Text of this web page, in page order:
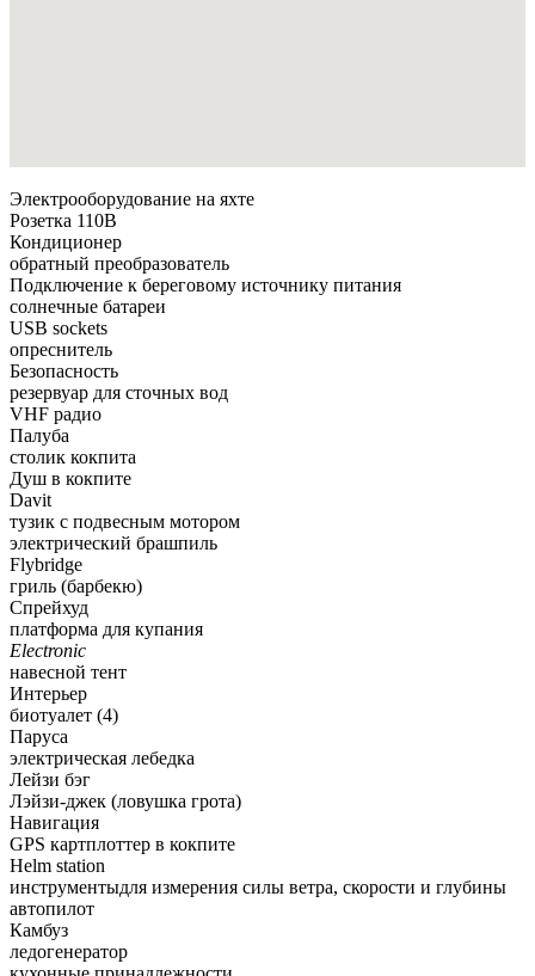
Электрооборудование на яхте
Розетка 110В
Кондиционер
обратный преобразователь
Подключение к береговому источнику питания
солнечные батареи
USB sockets
опреснитель
Безопасность
резервуар для сточных вод
VHF радио
Палуба
столик кокпита
Душ в кокпите
Davit
тузик с подвесным мотором
электрический брашпиль
Flybridge
гриль (барбекю)
Спрейхуд
платформа для купания
Electronic
навесной тент
Интерьер
биотуалет (4)
Паруса
электрическая лебедка
Лейзи бэг
Лэйзи-джек (ловушка грота)
Навигация
GPS картплоттер в кокпите
Helm station
инструментыдля измерения силы ветра, скорости и глубины
автопилот
Камбуз
ледогенератор